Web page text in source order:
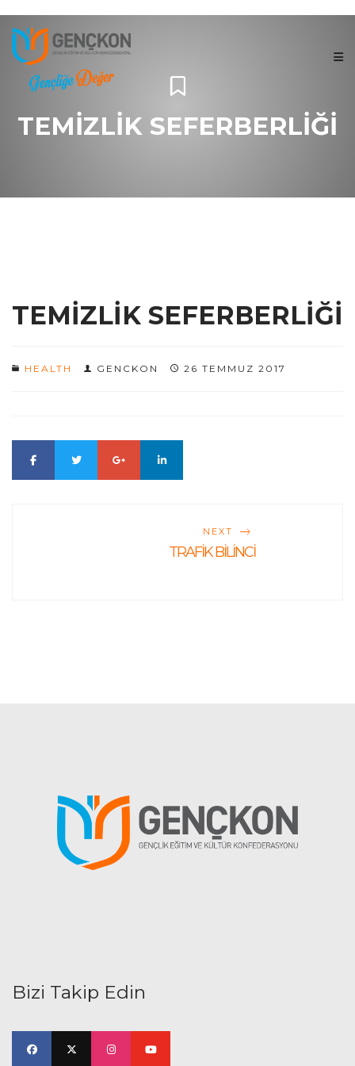
TEMİZLİK SEFERBERLİĞİ
TEMİZLİK SEFERBERLİĞİ
HEALTH GENCKON 26 TEMMUZ 2017
NEXT
TRAFİK BİLİNCİ
Bizi Takip Edin